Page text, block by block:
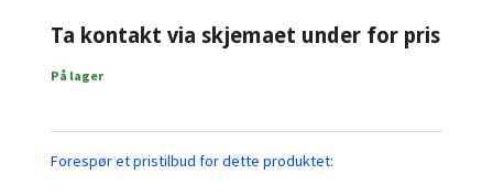
Ta kontakt via skjemaet under for pris
På lager
Forespør et pristilbud for dette produktet: